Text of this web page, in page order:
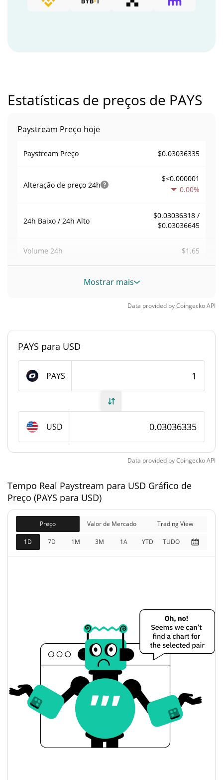
Estatísticas de preços de PAYS
Paystream Preço hoje
Paystream Preço $0.03036335
Alteração de preço 24h
$<0.000001
0.00%
24h Baixo / 24h Alto
$0.03036318 /
$0.03036645
Volume 24h $1.65
0.0000042810791%
Fornecimento de Paystream
3,203,549.056 PAYS
Fornecimento total 24,749,921.762 PAYS
Capitalização de
mercado
0.00%
Totalmente diluído
Limite de mercado
0.02%
Abertura / Fecho de
Ontem
$0.030370444 /
$0.030370444
A mudança de ontem
Volume de ontem $0.33873929
Histórico do preço do Paystream
7 dias Baixa / 7 dias Alta
$0.030363455 /
Mostrar mais
Data provided byCoingeckoAPI
PAYS para USD
PAYS
USD
Data provided byCoingeckoAPI
Tempo Real Paystream para USD Gráfico de
Preço (PAYS para USD)
Preço Valor de Mercado Trading View
1D 7D 1M 3M 1A YTD TUDO